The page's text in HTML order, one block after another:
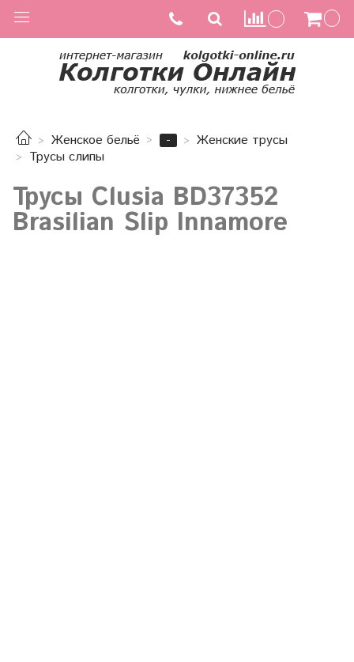
Женское бельё -
Женские трусы
Трусы слипы
Трусы Clusia BD37352
Brasilian Slip Innamore